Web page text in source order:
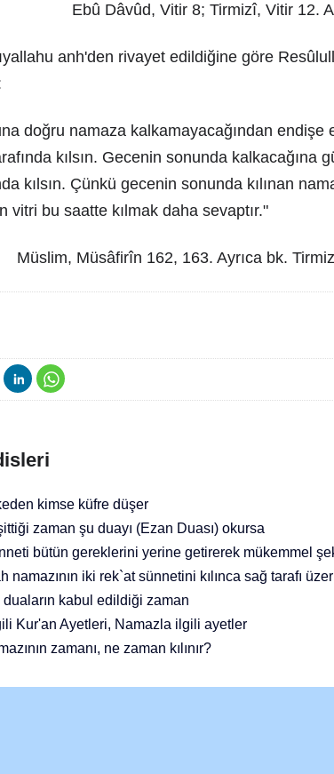
Ebû Dâvûd, Vitir 8; Tirmizî, Vitir 12.
anh'den rivayet edildiğine göre
doğru namaza kalkamayacağından endişe
kılsın. Gecenin sonunda kalkacağına
kılsın. Çünkü gecenin sonunda kılınan
vitri bu saatte kılmak daha sevaptır."
Müslim, Müsâfirîn 162, 163. Ayrıca bk.
kimse küfre düşer
zaman şu duayı (Ezan Duası) okursa
bütün gereklerini yerine getirerek mükemmel
namazının iki rek`at sünnetini kılınca sağ tarafı
kabul edildiği zaman
Kur'an Ayetleri, Namazla ilgili ayetler
zamanı, ne zaman kılınır?